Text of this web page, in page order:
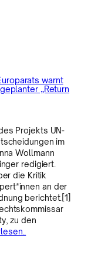
warnt
„Return
Projekts UN-
im
Wollmann
redigiert.
die Kritik
an der
berichtet.[1]
zu den